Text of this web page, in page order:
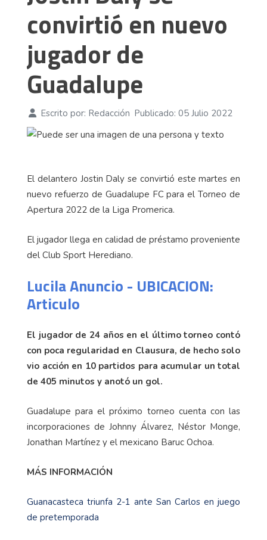
convirtió en nuevo
jugador de
Guadalupe
Escrito por: Redacción Publicado: 05 Julio 2022
El delantero Jostin Daly se convirtió este martes en
nuevo refuerzo de Guadalupe FC para el Torneo de
Apertura 2022 de la Liga Promerica.
El jugador llega en calidad de préstamo proveniente
del Club Sport Herediano.
Lucila Anuncio - UBICACION:
Articulo
El jugador de 24 años en el último torneo contó
con poca regularidad en Clausura, de hecho solo
vio acción en 10 partidos para acumular un total
de 405 minutos y anotó un gol.
Guadalupe para el próximo torneo cuenta con las
incorporaciones de Johnny Álvarez, Néstor Monge,
Jonathan Martínez y el mexicano Baruc Ochoa.
MÁS INFORMACIÓN
Guanacasteca triunfa 2-1 ante San Carlos en juego
de pretemporada